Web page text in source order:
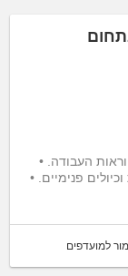
העבודה. •
• ביצוע אימות וכיולים פנימיים. •
למועדפים